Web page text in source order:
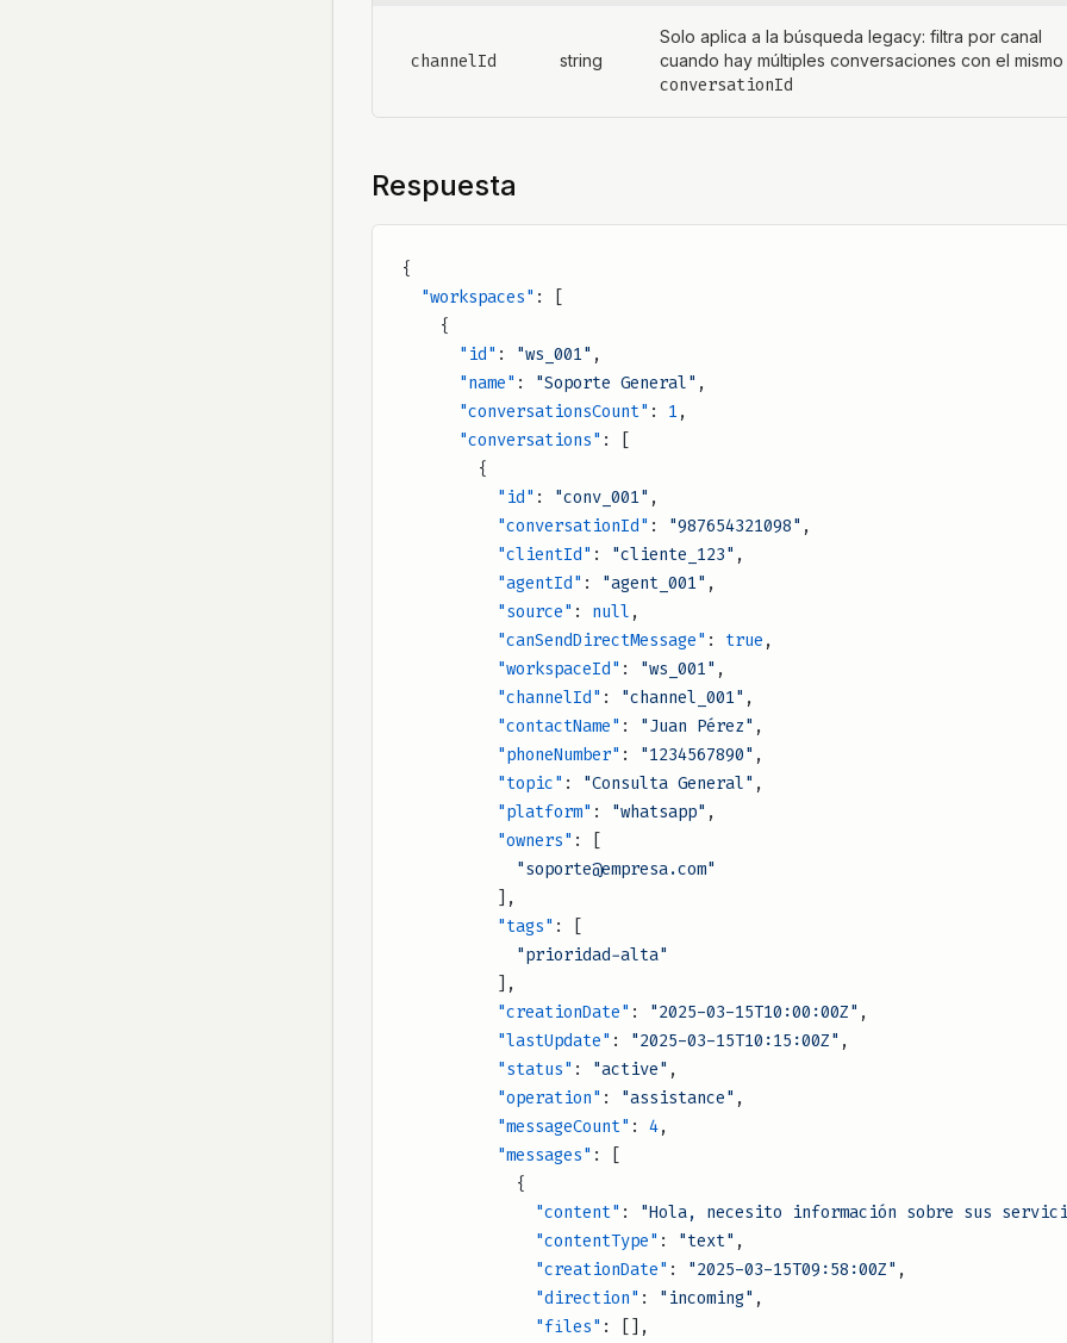
channelId string
Solo aplica a la búsqueda legacy: filtra por canal
cuando hay múltiples conversaciones con el mismo
conversationId
Respuesta
{
  "workspaces"
: [
    {
      "id"
: "ws_001" ,
      "name"
: "Soporte General" ,
      "conversationsCount"
: 1 ,
      "conversations"
: [
        {
          "id"
: "conv_001" ,
          "conversationId"
: "987654321098" ,
          "clientId"
: "cliente_123" ,
          "agentId"
: "agent_001" ,
          "source"
: null ,
          "canSendDirectMessage"
: true ,
          "workspaceId"
: "ws_001" ,
          "channelId"
: "channel_001" ,
          "contactName"
: "Juan Pérez" ,
          "phoneNumber"
: "1234567890" ,
          "topic"
: "Consulta General" ,
          "platform"
: "whatsapp" ,
          "owners"
: [
            "soporte@empresa.com"
          ],
          "tags"
: [
            "prioridad-alta"
          ],
          "creationDate"
: "2025-03-15T10:00:00Z" ,
          "lastUpdate"
: "2025-03-15T10:15:00Z" ,
          "status"
: "active" ,
          "operation"
: "assistance" ,
          "messageCount"
: 4,
          "messages"
: [
            {
              "content"
:
"Hola, necesito información sobre sus
              "contentType"
: "text" ,
              "creationDate"
: "2025-03-15T09:58:00Z" ,
              "direction"
: "incoming" ,
              "files"
: [],